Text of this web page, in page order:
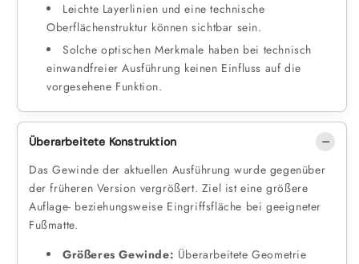
Leichte Layerlinien und eine technische
Oberflächenstruktur können sichtbar sein.
Solche optischen Merkmale haben bei technisch
einwandfreier Ausführung keinen Einfluss auf die
vorgesehene Funktion.
Überarbeitete Konstruktion
Das Gewinde der aktuellen Ausführung wurde gegenüber
der früheren Version vergrößert. Ziel ist eine größere
Auflage- beziehungsweise Eingriffsfläche bei geeigneter
Fußmatte.
Größeres Gewinde: Überarbeitete Geometrie